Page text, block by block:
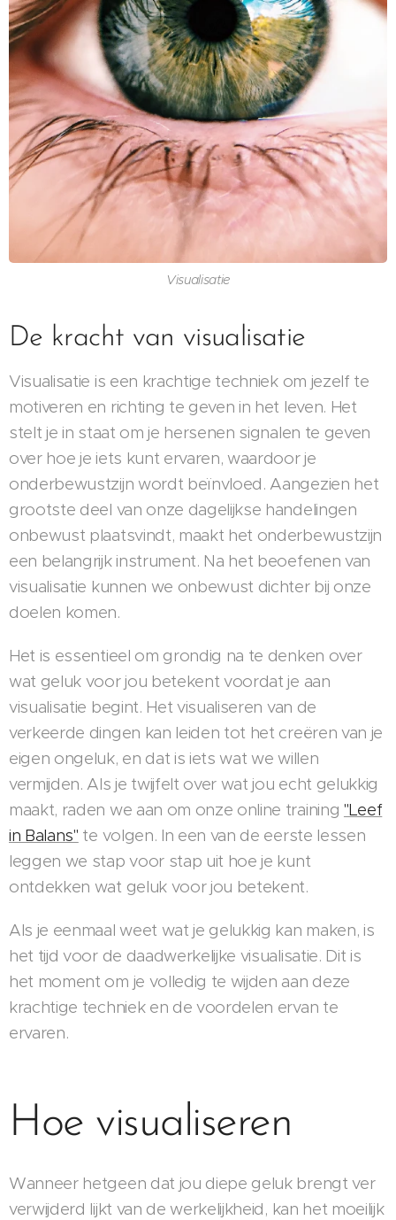
Visualisatie
De kracht van visualisatie
Visualisatie is een krachtige techniek om jezelf te
motiveren en richting te geven in het leven. Het
stelt je in staat om je hersenen signalen te geven
over hoe je iets kunt ervaren, waardoor je
onderbewustzijn wordt beïnvloed. Aangezien het
grootste deel van onze dagelijkse handelingen
onbewust plaatsvindt, maakt het onderbewustzijn
een belangrijk instrument. Na het beoefenen van
visualisatie kunnen we onbewust dichter bij onze
doelen komen.
Het is essentieel om grondig na te denken over
wat geluk voor jou betekent voordat je aan
visualisatie begint. Het visualiseren van de
verkeerde dingen kan leiden tot het creëren van je
eigen ongeluk, en dat is iets wat we willen
vermijden. Als je twijfelt over wat jou echt gelukkig
maakt, raden we aan om onze online training "Leef
in Balans" te volgen. In een van de eerste lessen
leggen we stap voor stap uit hoe je kunt
ontdekken wat geluk voor jou betekent.
Als je eenmaal weet wat je gelukkig kan maken, is
het tijd voor de daadwerkelijke visualisatie. Dit is
het moment om je volledig te wijden aan deze
krachtige techniek en de voordelen ervan te
ervaren.
Hoe visualiseren
Wanneer hetgeen dat jou diepe geluk brengt ver
verwijderd lijkt van de werkelijkheid, kan het moeilijk